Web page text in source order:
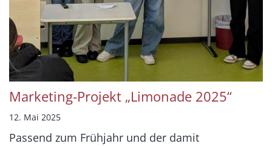
Marketing-Projekt „Limonade 2025“
12. Mai 2025
Passend zum Frühjahr und der damit